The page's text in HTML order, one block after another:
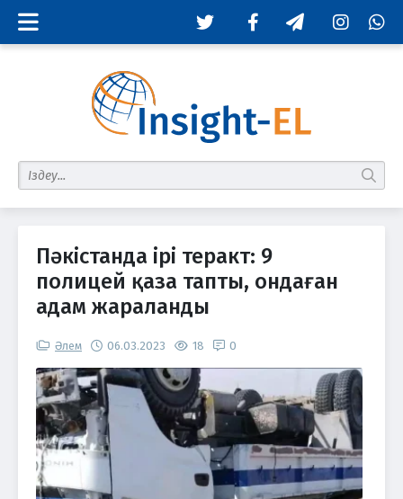
TwitterFacebookTelegramInstagram
табу
Пәкістанда ірі теракт: 9
полицей қаза тапты, ондаған
адам жараланды
Әлем 06.03.2023 18 0